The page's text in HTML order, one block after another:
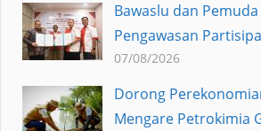
Bawaslu dan
Pengawasan
07/08/2026
Dorong
Mengare Petrokimia